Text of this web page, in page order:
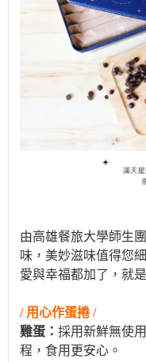
由高雄餐旅大學師生
味，美妙滋味值得您
愛與幸福都加了，就
/ 用心作蛋捲 /
雞蛋： 採用新鮮無使
程，食用更安心。